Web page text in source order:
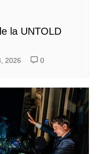
la UNTOLD
2026 0